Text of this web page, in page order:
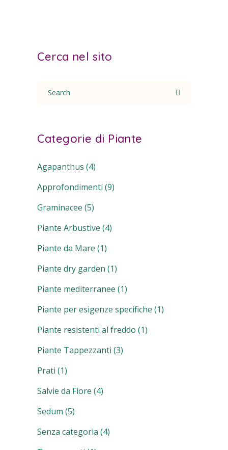
Cerca nel sito
for:
Categorie di Piante
Agapanthus (4)
Approfondimenti (9)
Graminacee (5)
Piante Arbustive (4)
Piante da Mare (1)
Piante dry garden (1)
Piante mediterranee (1)
Piante per esigenze specifiche (1)
Piante resistenti al freddo (1)
Piante Tappezzanti (3)
Prati (1)
Salvie da Fiore (4)
Sedum (5)
Senza categoria (4)